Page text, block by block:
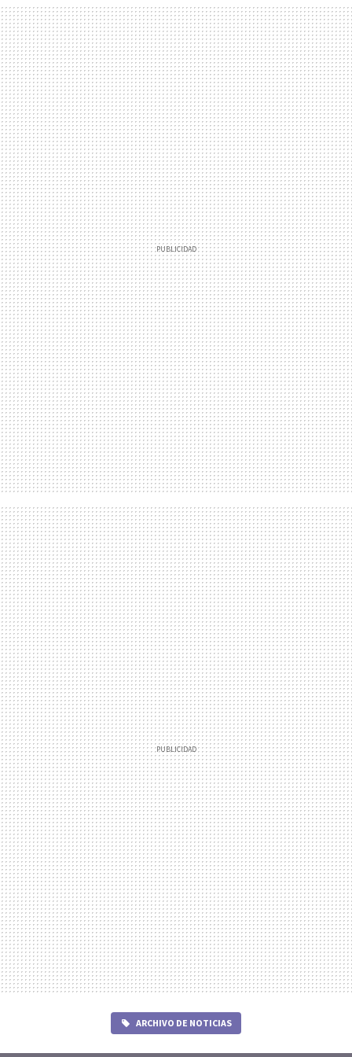
ARCHIVO DE NOTICIAS